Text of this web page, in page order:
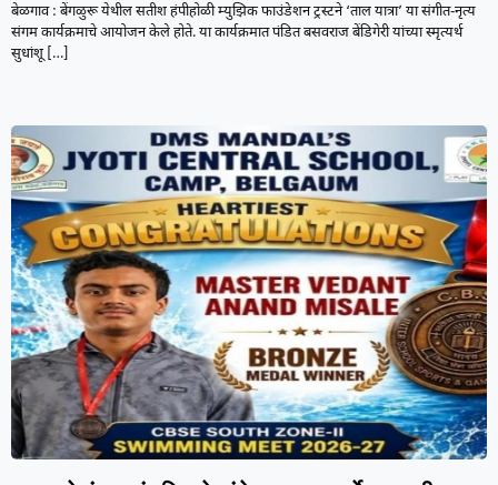
बेळगाव : बेंगळुरू येथील सतीश हंपीहोळी म्युझिक फाउंडेशन ट्रस्टने ‘ताल यात्रा’ या संगीत-नृत्य
संगम कार्यक्रमाचे आयोजन केले होते. या कार्यक्रमात पंडित बसवराज बेंडिगेरी यांच्या स्मृत्यर्थ
सुधांशू […]